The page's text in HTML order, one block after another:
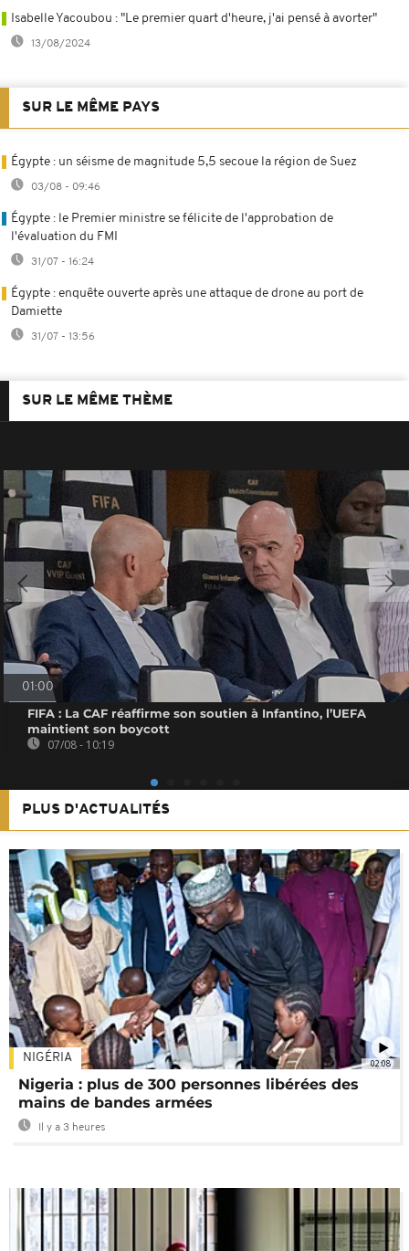
Isabelle Yacoubou : "Le premier quart d'heure, j'ai pensé à avorter"
13/08/2024
SUR LE MÊME PAYS
Égypte : un séisme de magnitude 5,5 secoue la région de Suez
03/08 - 09:46
Égypte : le Premier ministre se félicite de l'approbation de
l'évaluation du FMI
31/07 - 16:24
Égypte : enquête ouverte après une attaque de drone au port de
Damiette
31/07 - 13:56
SUR LE MÊME THÈME
01:00
FIFA : La CAF réaffirme son soutien à Infantino, l’UEFA
maintient son boycott
07/08 - 10:19
PLUS D'ACTUALITÉS
02:08
NIGÉRIA
Nigeria : plus de 300 personnes libérées des
mains de bandes armées
Il y a 3 heures